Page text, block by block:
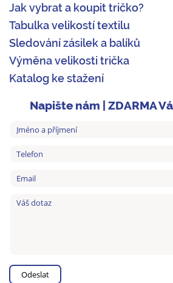
Jak vybrat a koupit tričko?
Tabulka velikostí textilu
Sledování zásilek a balíků
Výměna velikosti trička
Katalog ke stažení
Napište nám | ZDARMA